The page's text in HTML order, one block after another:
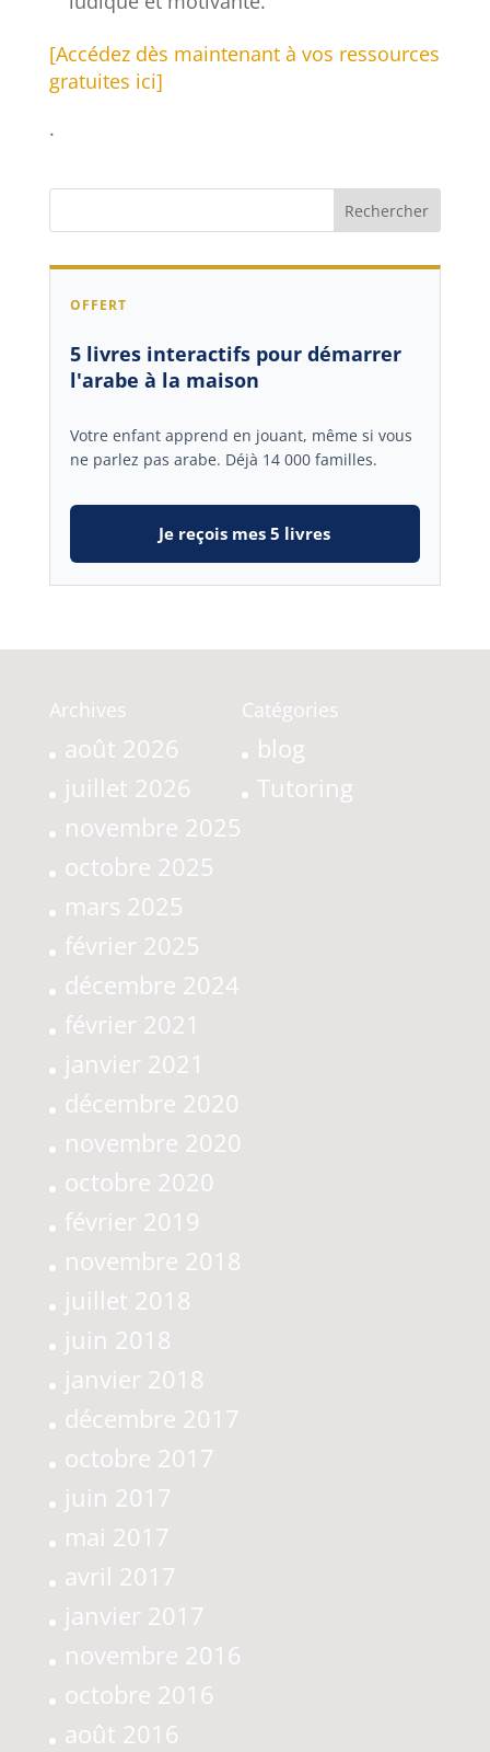
[Accédez dès maintenant à vos ressources
gratuites ici]
.
OFFERT
5 livres interactifs pour démarrer
l'arabe à la maison
Votre enfant apprend en jouant, même si vous
ne parlez pas arabe. Déjà 14 000 familles.
Je reçois mes 5 livres
Archives
août 2026
juillet 2026
novembre 2025
octobre 2025
mars 2025
février 2025
décembre 2024
février 2021
janvier 2021
décembre 2020
novembre 2020
octobre 2020
février 2019
novembre 2018
juillet 2018
juin 2018
janvier 2018
décembre 2017
octobre 2017
juin 2017
mai 2017
avril 2017
janvier 2017
novembre 2016
octobre 2016
août 2016
Catégories
blog
Tutoring